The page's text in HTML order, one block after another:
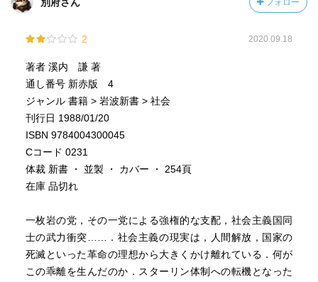
フォロー
2 2020.09.18
著者 溪内 謙 著
通し番号 新赤版 4
ジャンル 書籍 > 岩波新書 > 社会
刊行日 1988/01/20
ISBN 9784004300045
Cコード 0231
体裁 新書 ・ 並製 ・ カバー ・ 254頁
在庫 品切れ
一枚岩の党，その一党による強権的な支配，社会主義国同
士の武力衝突……．社会主義の現実は，人間解放，国家の
死滅といった革命の理想から大きくかけ離れている．何が
この乖離を生んだのか．スターリン体制への転機となった